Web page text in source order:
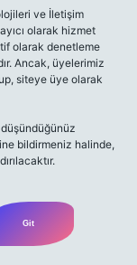
ve İletişim
olarak hizmet
olarak denetleme
Ancak, üyelerimiz
siteye üye olarak
bildirmeniz halinde,